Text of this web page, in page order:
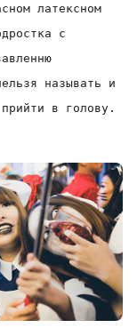
латексном
с
называть и
в голову.